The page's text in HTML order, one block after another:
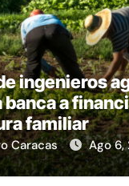
ingenieros
banca a
familiar
Caracas Ago 6,